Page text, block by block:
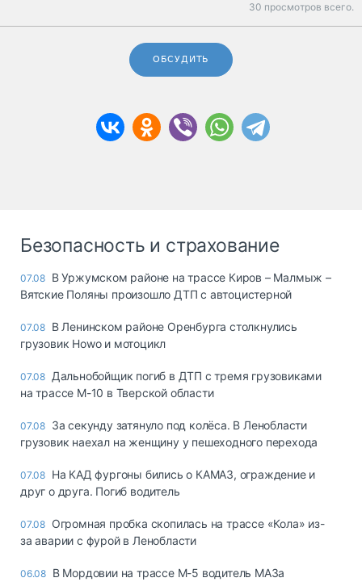
30 просмотров всего.
ОБСУДИТЬ
Безопасность и страхование
07.08 В Уржумском районе на трассе Киров – Малмыж –
Вятские Поляны произошло ДТП с автоцистерной
07.08 В Ленинском районе Оренбурга столкнулись
грузовик Howo и мотоцикл
07.08 Дальнобойщик погиб в ДТП с тремя грузовиками
на трассе М-10 в Тверской области
07.08 За секунду затянуло под колёса. В Ленобласти
грузовик наехал на женщину у пешеходного перехода
07.08 На КАД фургоны бились о КАМАЗ, ограждение и
друг о друга. Погиб водитель
07.08 Огромная пробка скопилась на трассе «Кола» из-
за аварии с фурой в Ленобласти
06.08 В Мордовии на трассе М-5 водитель МАЗа